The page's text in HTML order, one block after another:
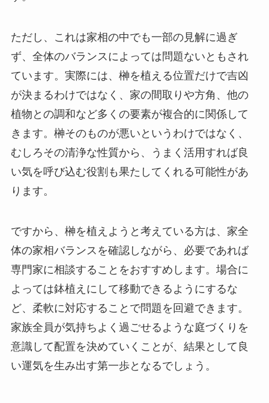
ただし、これは家相の中でも一部の見解に過ぎ
ず、全体のバランスによっては問題ないともされ
ています。実際には、榊を植える位置だけで吉凶
が決まるわけではなく、家の間取りや方角、他の
植物との調和など多くの要素が複合的に関係して
きます。榊そのものが悪いというわけではなく、
むしろその清浄な性質から、うまく活用すれば良
い気を呼び込む役割も果たしてくれる可能性があ
ります。
ですから、榊を植えようと考えている方は、家全
体の家相バランスを確認しながら、必要であれば
専門家に相談することをおすすめします。場合に
よっては鉢植えにして移動できるようにするな
ど、柔軟に対応することで問題を回避できます。
家族全員が気持ちよく過ごせるような庭づくりを
意識して配置を決めていくことが、結果として良
い運気を生み出す第一歩となるでしょう。